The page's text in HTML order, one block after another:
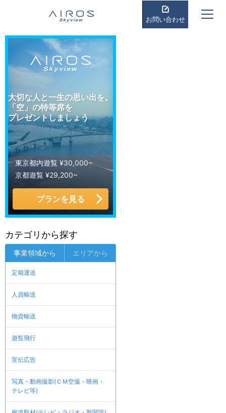
お問い合わせ
大切な人と一生の思い出を。
「空」の特等席を
プレゼントしましょう
東京都内遊覧 ¥30,000~
京都遊覧 ¥29,200~
プランを見る
カテゴリから探す
事業領域から エリアから
定期運送
人員輸送
物資輸送
遊覧飛行
宣伝広告
写真・動画撮影(ＣＭ空撮・映画・
テレビ等)